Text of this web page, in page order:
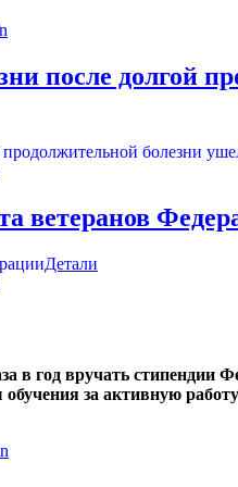
после долгой
ветеранов
Детали
в год вручать стипендии
за активную